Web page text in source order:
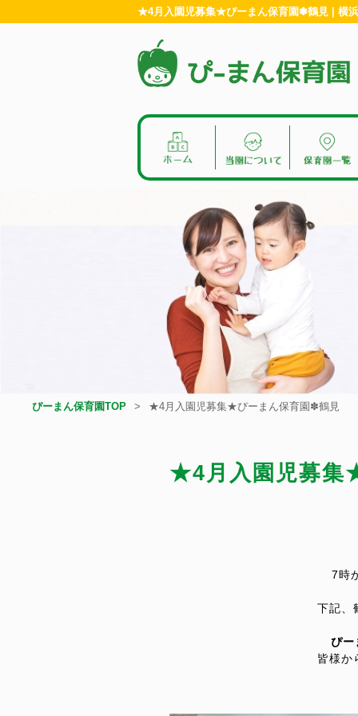
★4月入園児募集★ぴーまん保育園✽鶴見 | 横
ぴーまん保育園TOP ★4月入園児募集★ぴーまん保育園✽鶴見
★4月入園児募集
7時
下記、
ぴー
皆様か